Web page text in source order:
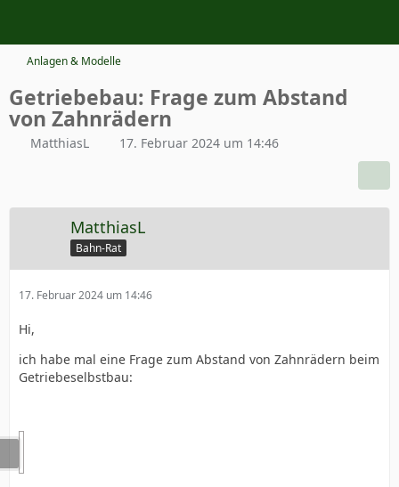
Anlagen & Modelle
Getriebebau: Frage zum Abstand
von Zahnrädern
MatthiasL 17. Februar 2024 um 14:46
MatthiasL
Bahn-Rat
17. Februar 2024 um 14:46
Hi,
ich habe mal eine Frage zum Abstand von Zahnrädern beim
Getriebeselbstbau: